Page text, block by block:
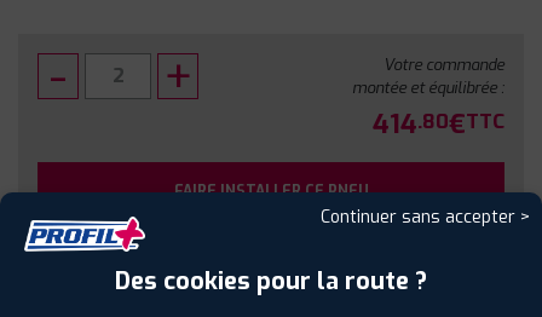
Votre commande
montée et équilibrée :
414.80€TTC
FAIRE INSTALLER CE PNEU
Sous réserve de disponibilité en agence
Continuer sans accepter >
Des cookies pour la route ?